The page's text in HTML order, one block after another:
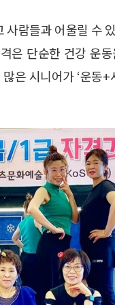
람들과 어울릴 수
은 단순한 건강 운
은 시니어가 ‘운동